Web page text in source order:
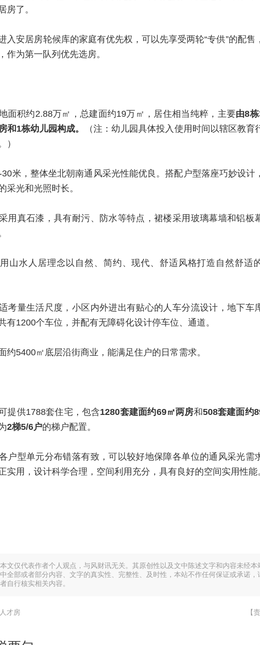
房了。
入安居房轮候库的家庭有优先权，可以先享受两轮“专供”的配售
作为第一队列优先选房。
面积约2.88万㎡，总建面约19万㎡，居住相当纯粹，主要由8
和1栋幼儿园构成。
（注：幼儿园具体投入使用时间以辖区教育
）
米，整体坐北朝南通风采光性能优良。搭配户型落座巧妙设计
采光和光照时长。
用真石漆，具有耐污、防水等特点，裙楼采用玻璃幕墙和铝板
山水人居理念以自然、简约、现代、舒适风格打造自然舒适
考量生活尺度，小区内外进出有贴心的人车分流设计，地下车
有1200个车位，并配有无障碍化设计停车位、通道。
约5400㎡底层沿街商业，能满足住户的日常需求。
提供1788套住宅，包含1280套建面约69㎡两房和508套建面约
2梯5/6户的梯户配置。
户型单元分布错落有致，可以较好地保障各单位的通风采光需
实用，设计科学合理，空间利用充分，具有良好的空间实用性能
文仅代表作者个人观点，与风财讯无关。其原创性以及文中陈述文字和内容未经本
全部或者部分内容、文字的真实性、完整性、及时性，本站不作任何保证或承诺，
自行核实相关内容。
人才房 【